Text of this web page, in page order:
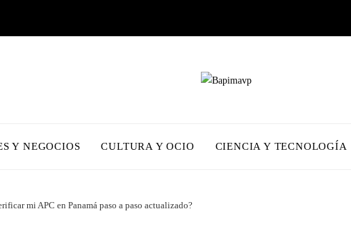
Y NEGOCIOS CULTURA Y OCIO CIENCIA Y TECNOLOGÍA
mi APC en Panamá paso a paso actualizado?